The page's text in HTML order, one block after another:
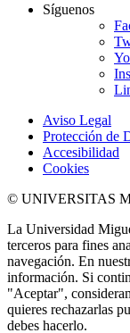
Síguenos
Aviso Legal
Protección de
Accesibilidad
Cookies
© UNIVERSITAS
La Universidad
terceros para fines
navegación. En
información. Si
"Aceptar",
quieres rechazarlas
debes hacerlo.